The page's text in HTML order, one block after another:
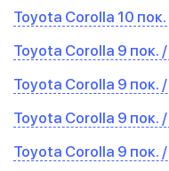
Toyota Corolla 10 пок.
Toyota Corolla 9 пок.
Toyota Corolla 9 пок. /
Toyota Corolla 9 пок.
Toyota Corolla 9 пок. /